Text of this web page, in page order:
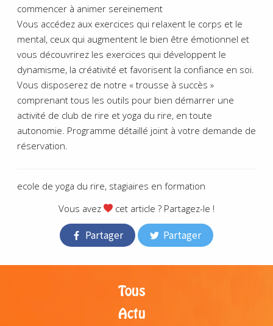
commencer à animer sereinement
Vous accédez aux exercices qui relaxent le corps et le
mental, ceux qui augmentent le bien être émotionnel et
vous découvrirez les exercices qui développent le
dynamisme, la créativité et favorisent la confiance en soi.
Vous disposerez de notre « trousse à succès »
comprenant tous les outils pour bien démarrer une
activité de club de rire et yoga du rire, en toute
autonomie. Programme détaillé joint à votre demande de
réservation.
ecole de yoga du rire, stagiaires en formation
Vous avez
cet article ? Partagez-le !
Partager Partager
Tous
Actu